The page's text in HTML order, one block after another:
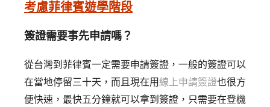
考慮菲律賓遊學階段
簽證需要事先申請嗎？
從台灣到菲律賓一定需要申請簽證，一般的簽證可以
在當地停留三十天，而且現在用線上申請簽證也很方
便快速，最快五分鐘就可以拿到簽證，只需要在登機